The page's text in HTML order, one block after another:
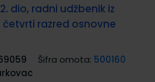
2. dio, radni udžbenik iz
razred osnovne
Šifra omota: 500160